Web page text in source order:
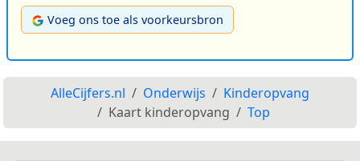
Voeg ons toe als voorkeursbron
AlleCijfers.nl Onderwijs
Kinderopvang
Kaart kinderopvang
Top